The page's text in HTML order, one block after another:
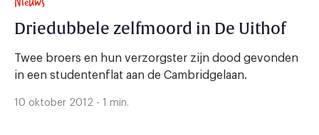
Driedubbele zelfmoord in De Uithof
Twee broers en hun verzorgster zijn dood gevonden
in een studentenflat aan de Cambridgelaan.
10 oktober 2012 - 1 min.